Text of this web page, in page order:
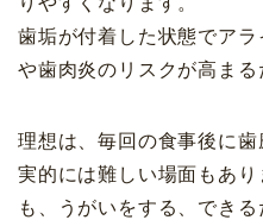
歯垢が付着した状態でア
や歯肉炎のリスクが高まる
理想は、毎回の食事後に
実的には難しい場面もあ
も、うがいをする、でき